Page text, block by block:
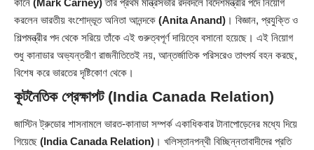
করলেন ভারতীয় বংশোদ্ভূত অনিতা আনন্দকে (Anita Anand) । বিজ্ঞান, প্রযুক্তি ও
শিল্পমন্ত্রীর পদ থেকে সরিয়ে তাঁকে এই গুরুত্বপূর্ণ দায়িত্বে বসানো হয়েছে। এই নিয়োগ
শুধু কানাডার অভ্যন্তরীণ রাজনীতিতেই নয়, আন্তর্জাতিক পরিসরেও তাৎপর্য বহন করছে,
বিশেষ করে ভারতের দৃষ্টিকোণ থেকে।
কূটনৈতিক প্রেক্ষাপট (India Canada Relation)
জাস্টিন ট্রুডোর শাসনামলে ভারত-কানাডা সম্পর্ক একাধিকবার টানাপোড়েনের মধ্যে দিয়ে
গিয়েছে (India Canada Relation) । খলিস্তানপন্থী বিচ্ছিন্নতাবাদীদের প্রতি